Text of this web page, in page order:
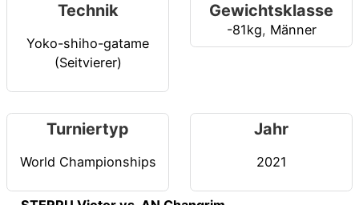
Technik
Yoko-shiho-gatame
(Seitvierer)
Gewichtsklasse
-81kg, Männer
Turniertyp
World Championships
Jahr
2021